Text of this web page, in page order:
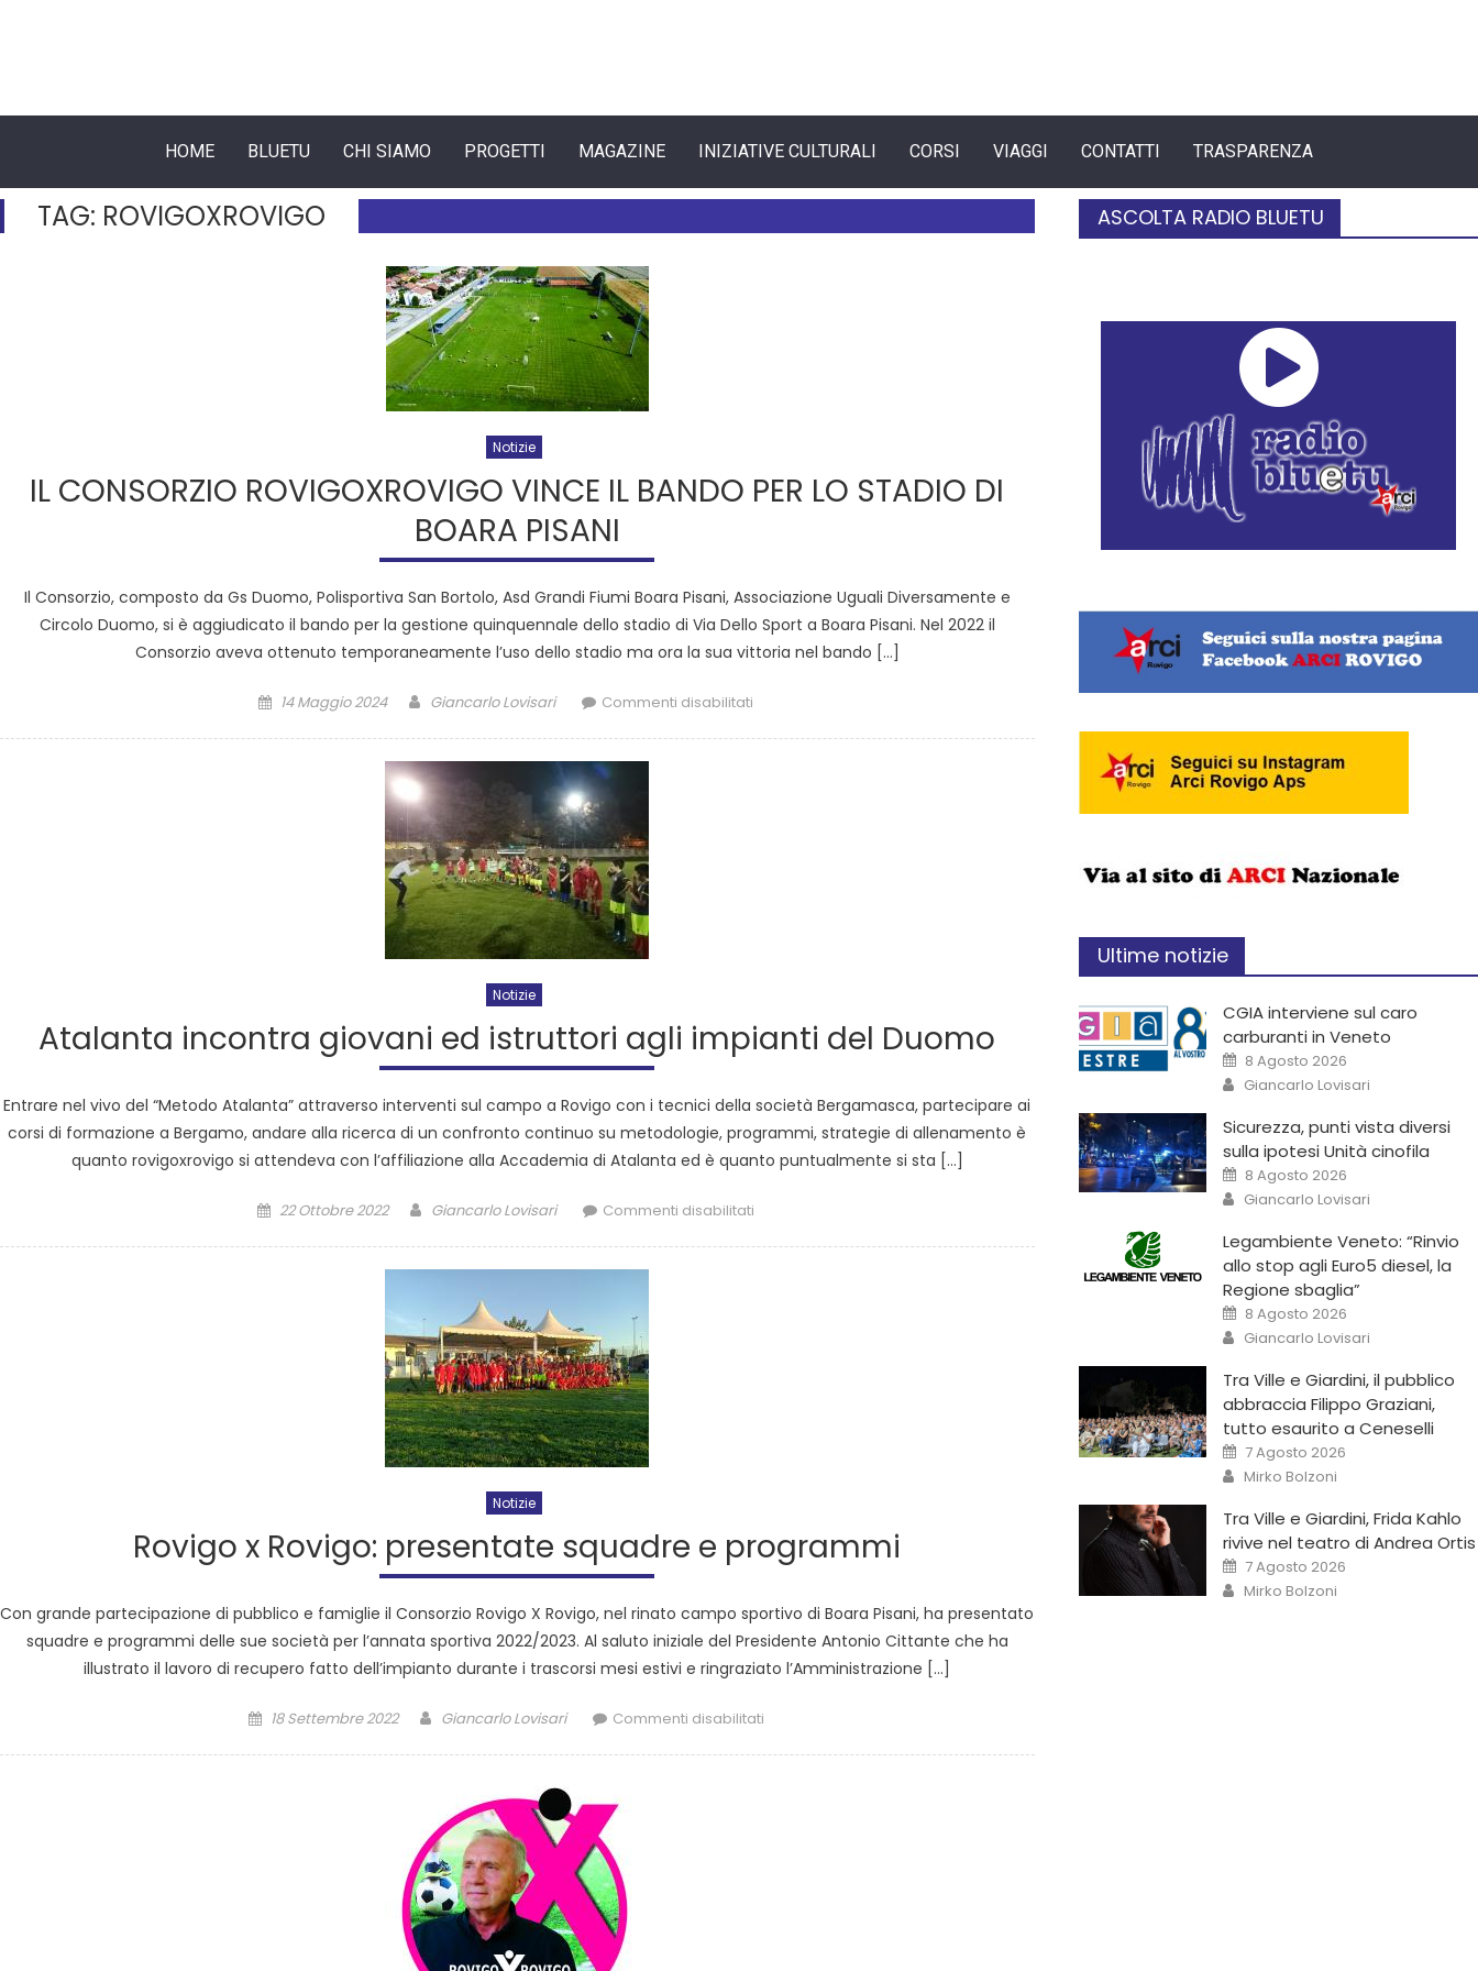
HOME BLUETU CHI SIAMO PROGETTI MAGAZINE INIZIATIVE CULTURALI CORSI VIAGGI CONTATTI TRASPARENZA
TAG: ROVIGOXROVIGO
Notizie
IL CONSORZIO ROVIGOXROVIGO VINCE IL BANDO PER LO STADIO DI
BOARA PISANI
Il Consorzio, composto da Gs Duomo, Polisportiva San Bortolo, Asd Grandi Fiumi Boara Pisani, Associazione Uguali Diversamente e
Circolo Duomo, si è aggiudicato il bando per la gestione quinquennale dello stadio di Via Dello Sport a Boara Pisani. Nel 2022 il
Consorzio aveva ottenuto temporaneamente l’uso dello stadio ma ora la sua vittoria nel bando […]
14 Maggio 2024 Giancarlo Lovisari Commenti disabilitati
Notizie
Atalanta incontra giovani ed istruttori agli impianti del Duomo
Entrare nel vivo del “Metodo Atalanta” attraverso interventi sul campo a Rovigo con i tecnici della società Bergamasca, partecipare ai
corsi di formazione a Bergamo, andare alla ricerca di un confronto continuo su metodologie, programmi, strategie di allenamento è
quanto rovigoxrovigo si attendeva con l’affiliazione alla Accademia di Atalanta ed è quanto puntualmente si sta […]
22 Ottobre 2022 Giancarlo Lovisari Commenti disabilitati
Notizie
Rovigo x Rovigo: presentate squadre e programmi
Con grande partecipazione di pubblico e famiglie il Consorzio Rovigo X Rovigo, nel rinato campo sportivo di Boara Pisani, ha presentato
squadre e programmi delle sue società per l’annata sportiva 2022/2023. Al saluto iniziale del Presidente Antonio Cittante che ha
illustrato il lavoro di recupero fatto dell’impianto durante i trascorsi mesi estivi e ringraziato l’Amministrazione […]
18 Settembre 2022 Giancarlo Lovisari Commenti disabilitati
ASCOLTA RADIO BLUETU
Ultime notizie
CGIA interviene sul caro
carburanti in Veneto
8 Agosto 2026
Giancarlo Lovisari
Sicurezza, punti vista diversi
sulla ipotesi Unità cinofila
8 Agosto 2026
Giancarlo Lovisari
Legambiente Veneto: “Rinvio
allo stop agli Euro5 diesel, la
Regione sbaglia”
8 Agosto 2026
Giancarlo Lovisari
Tra Ville e Giardini, il pubblico
abbraccia Filippo Graziani,
tutto esaurito a Ceneselli
7 Agosto 2026
Mirko Bolzoni
Tra Ville e Giardini, Frida Kahlo
rivive nel teatro di Andrea Ortis
7 Agosto 2026
Mirko Bolzoni